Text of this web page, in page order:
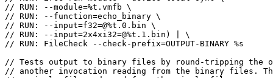
// RUN: --module=%t.vmfb \
// RUN: --function=echo_binary \
// RUN: --input=f32=@%t.0.bin \
// RUN: --input=2x4xi32=@%t.1.bin) | \
// RUN: FileCheck --check-prefix=OUTPUT-BINARY %s
// Tests output to binary files by round-tripping the
// another invocation reading from the binary files.